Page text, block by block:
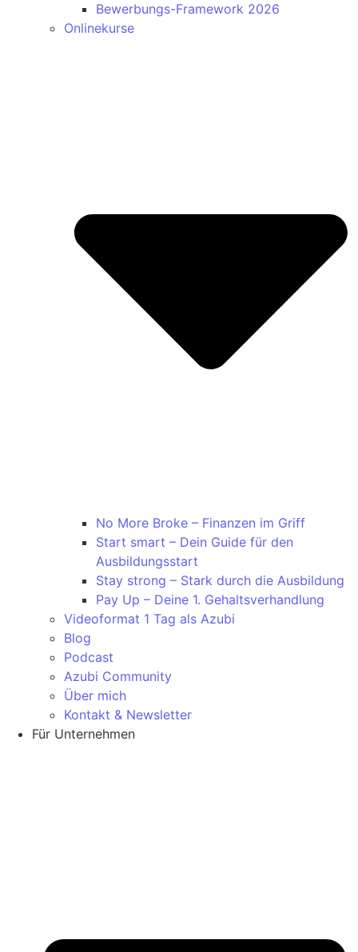
Bewerbungs-Framework 2026
Onlinekurse
No More Broke – Finanzen im Griff
Start smart – Dein Guide für den
Ausbildungsstart
Stay strong – Stark durch die Ausbildung
Pay Up – Deine 1. Gehaltsverhandlung
Videoformat 1 Tag als Azubi
Blog
Podcast
Azubi Community
Über mich
Kontakt & Newsletter
Für Unternehmen